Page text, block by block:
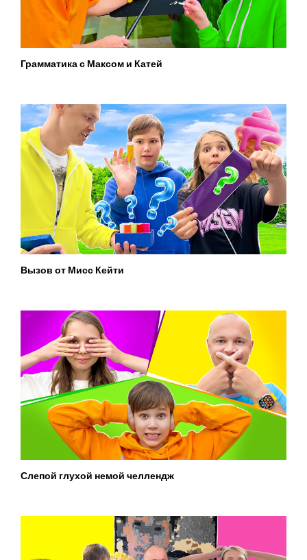
Грамматика с Максом и Катей
Вызов от Мисс Кейти
Слепой глухой немой челлендж